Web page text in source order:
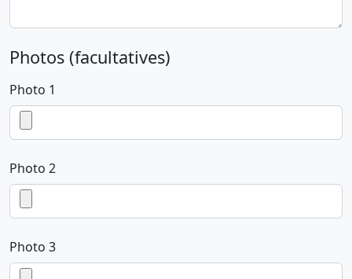
Photos (facultatives)
Photo 1
Photo 2
Photo 3